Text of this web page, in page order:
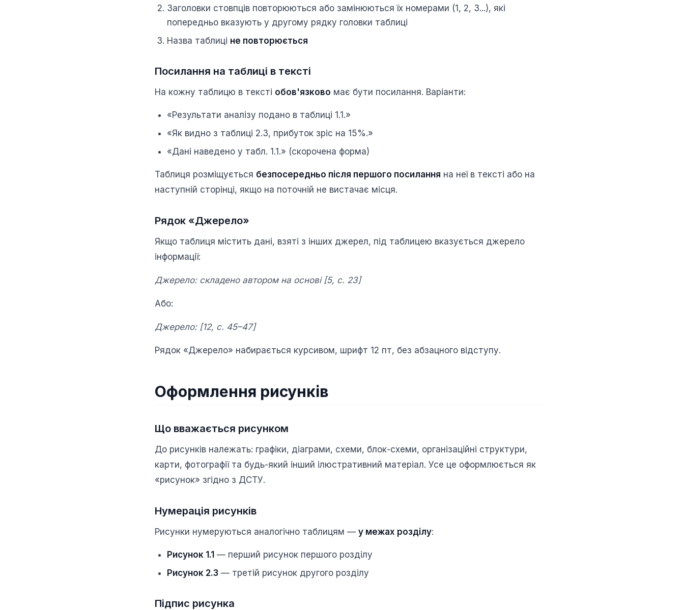
Заголовки стовпців повторюються або замінюються їх номерами (1, 2, 3...), які
попередньо вказують у другому рядку головки таблиці
Назва таблиці не повторюється
Посилання на таблиці в тексті
На кожну таблицю в тексті обов'язково має бути посилання. Варіанти:
«Результати аналізу подано в таблиці 1.1.»
«Як видно з таблиці 2.3, прибуток зріс на 15%.»
«Дані наведено у табл. 1.1.» (скорочена форма)
Таблиця розміщується безпосередньо після першого посилання на неї в тексті або на
наступній сторінці, якщо на поточній не вистачає місця.
Рядок «Джерело»
Якщо таблиця містить дані, взяті з інших джерел, під таблицею вказується джерело
інформації:
Джерело: складено автором на основі [5, с. 23]
Або:
Джерело: [12, с. 45–47]
Рядок «Джерело» набирається курсивом, шрифт 12 пт, без абзацного відступу.
Оформлення рисунків
Що вважається рисунком
До рисунків належать: графіки, діаграми, схеми, блок-схеми, організаційні структури,
карти, фотографії та будь-який інший ілюстративний матеріал. Усе це оформлюється як
«рисунок» згідно з ДСТУ.
Нумерація рисунків
Рисунки нумеруються аналогічно таблицям — у межах розділу:
Рисунок 1.1 — перший рисунок першого розділу
Рисунок 2.3 — третій рисунок другого розділу
Підпис рисунка